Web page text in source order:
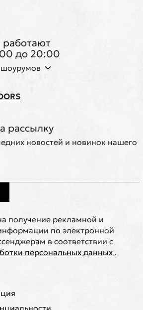
до 20:00
рассылку
новостей и новинок нашего
получение рекламной и
по электронной
в соответствии с
персональных данных .